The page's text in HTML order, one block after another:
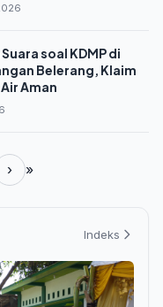
soal KDMP di
Belerang, Klaim
Aman
› »
Indeks